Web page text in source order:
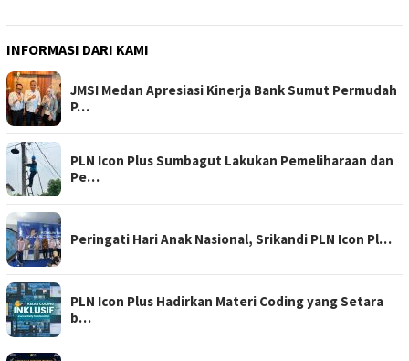
INFORMASI DARI KAMI
JMSI Medan Apresiasi Kinerja Bank Sumut Permudah
P…
PLN Icon Plus Sumbagut Lakukan Pemeliharaan dan
Pe…
Peringati Hari Anak Nasional, Srikandi PLN Icon Pl…
PLN Icon Plus Hadirkan Materi Coding yang Setara
b…